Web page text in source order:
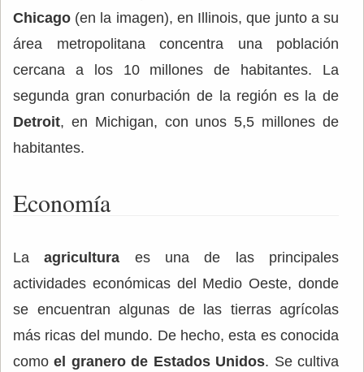
Chicago (en la imagen), en Illinois, que junto a su
área metropolitana concentra una población
cercana a los 10 millones de habitantes. La
segunda gran conurbación de la región es la de
Detroit, en Michigan, con unos 5,5 millones de
habitantes.
Economía
Laagricultura es una de las principales
actividades económicas del Medio Oeste, donde
se encuentran algunas de las tierras agrícolas
más ricas del mundo. De hecho, esta es conocida
comoel granero de Estados Unidos. Se cultiva